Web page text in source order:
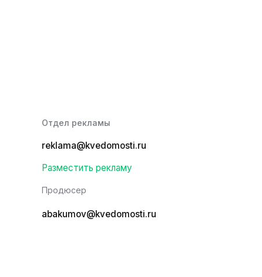
Отдел рекламы
reklama@kvedomosti.ru
Разместить рекламу
Продюсер
abakumov@kvedomosti.ru